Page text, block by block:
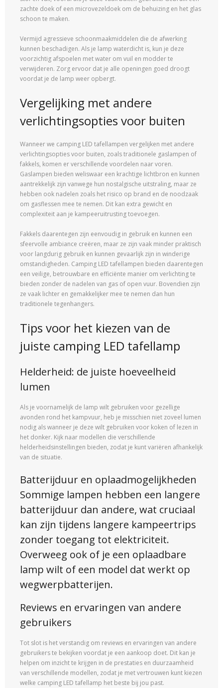
zachte doek of een microvezeldoek om de behuizing en het glas
schoon te maken.
Vermijd agressieve schoonmaakmiddelen die de afwerking
kunnen beschadigen. Als je lamp waterdicht is, kun je deze
voorzichtig afspoelen met water om vuil en modder te
verwijderen. Zorg ervoor dat je alle openingen goed droogt
voordat je de lamp weer opbergt.
Vergelijking met andere
verlichtingsopties voor buiten
Wanneer we camping LED tafellampen vergelijken met andere
verlichtingsopties voor buiten, zoals traditionele gaslampen of
fakkels, komen er verschillende voordelen naar voren.
Gaslampen bieden weliswaar een krachtige lichtbron en kunnen
aantrekkelijk zijn vanwege hun nostalgische uitstraling, maar ze
hebben ook nadelen zoals het risico op brand en de noodzaak
om gasflessen mee te nemen. Dit kan extra gewicht en
complexiteit aan je kampeeruitrusting toevoegen.
Fakkels daarentegen zijn eenvoudig in gebruik en kunnen een
sfeervolle ambiance creëren, maar ze zijn vaak minder praktisch
voor langdurig gebruik en kunnen gevaarlijk zijn in winderige
omstandigheden. Camping LED tafellampen bieden daarentegen
een veilige, betrouwbare en efficiënte manier om verlichting te
bieden zonder de nadelen van gas of open vuur. Bovendien zijn
ze vaak lichter en gemakkelijker mee te nemen dan hun
traditionele tegenhangers.
Tips voor het kiezen van de
juiste camping LED tafellamp
Helderheid: de juiste hoeveelheid
lumen
Als je voornamelijk de lamp wilt gebruiken voor gezellige
avonden rond het kampvuur, heb je misschien niet zoveel lumen
nodig als wanneer je deze wilt gebruiken voor koken of lezen in
het donker. Kijk naar modellen die verschillende
helderheidsinstellingen bieden, zodat je kunt variëren afhankelijk
van de situatie.
Batterijduur en oplaadmogelijkheden
Sommige lampen hebben een langere
batterijduur dan andere, wat cruciaal
kan zijn tijdens langere kampeertrips
zonder toegang tot elektriciteit.
Overweeg ook of je een oplaadbare
lamp wilt of een model dat werkt op
wegwerpbatterijen.
Reviews en ervaringen van andere
gebruikers
Tot slot is het verstandig om reviews en ervaringen van andere
gebruikers te bekijken voordat je een aankoop doet. Dit kan je
helpen om inzicht te krijgen in de prestaties en duurzaamheid
van verschillende modellen, zodat je met vertrouwen kunt kiezen
welke camping LED tafellamp het beste bij jou past.